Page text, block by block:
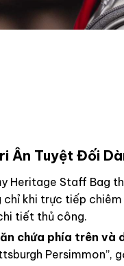
Ân Tuyệt Đối
Heritage Staff Bag
chỉ khi trực tiếp
tiết thủ công.
chứa phía trên và
Persimmon”,